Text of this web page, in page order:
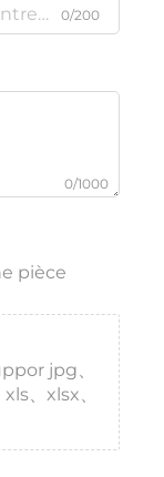
0/200
0/1000
pièce
jpg、
、xlsx、